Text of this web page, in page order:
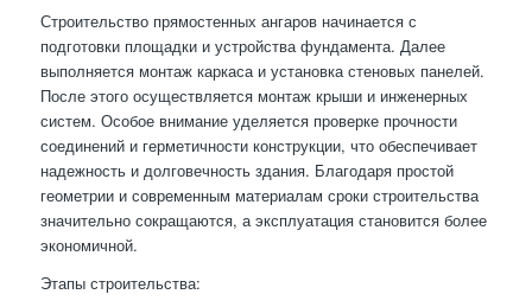
Строительство прямостенных ангаров начинается с
подготовки площадки и устройства фундамента. Далее
выполняется монтаж каркаса и установка стеновых панелей.
После этого осуществляется монтаж крыши и инженерных
систем. Особое внимание уделяется проверке прочности
соединений и герметичности конструкции, что обеспечивает
надежность и долговечность здания. Благодаря простой
геометрии и современным материалам сроки строительства
значительно сокращаются, а эксплуатация становится более
экономичной.
Этапы строительства: